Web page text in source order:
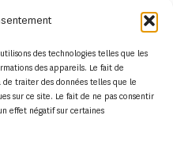
des technologies telles que les
des appareils. Le fait de
traiter des données telles que le
sur ce site. Le fait de ne pas consentir
effet négatif sur certaines